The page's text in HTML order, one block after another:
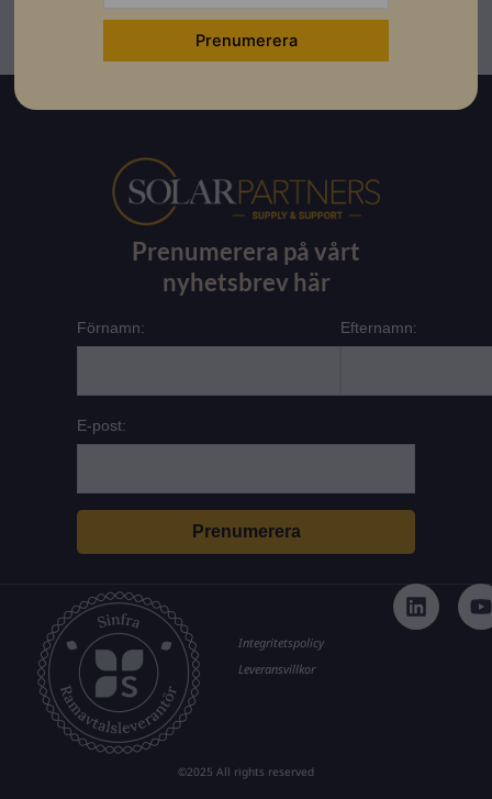
Prenumerera på vårt
nyhetsbrev här
Förnamn: Efternamn:
E-post:
i
n
o
u
Integritetspolicy
Leveransvillkor
©2025 All rights reserved